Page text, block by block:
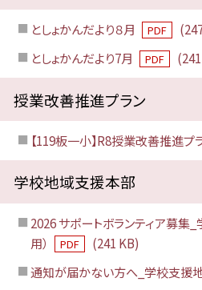
としょかんだより８月 PDF
としょかんだより7月
PDF
授業改善推進プラン
【119板一小】R8授業改善推進プ
学校地域支援本部
2026 サポートボランティア募集
用）
PDF
(241 KB)
通知が届かない方へ_学校支援